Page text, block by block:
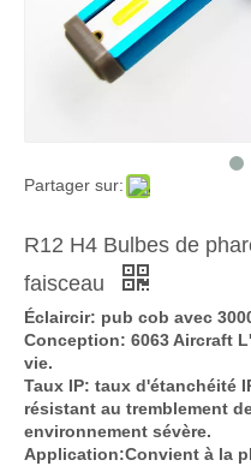
Partager sur:
R12 H4 Bulbes de
faisceau
Éclaircir: pub cob avec
Conception: 6063 Aircraft
vie.
Taux IP: taux d'étanchéité
résistant au tremblement
environnement sévère.
Application:Convient à la